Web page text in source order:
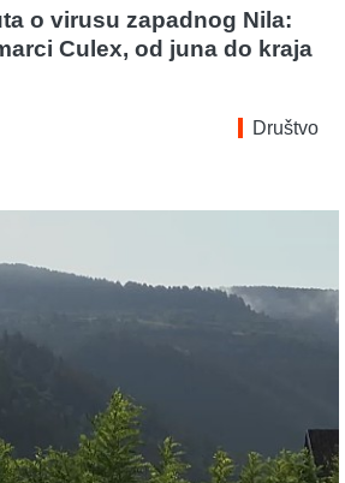
o virusu zapadnog Nila:
Culex, od juna do kraja
Društvo